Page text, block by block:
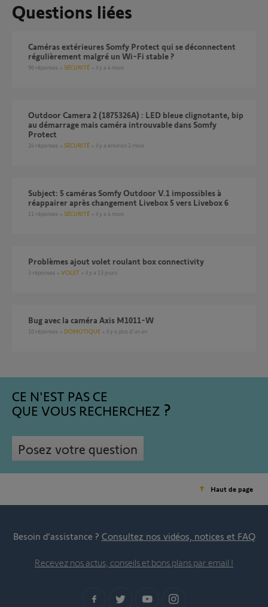
Questions liées
Caméras extérieures Somfy Protect qui se déconnectent
régulièrement malgré un Wi-Fi stable ?
96 réponses SÉCURITÉ il y a 4 mois
Outdoor Camera 2 (1875326A) : LED bleue clignotante, bip
au démarrage mais caméra introuvable dans Somfy
Protect
24 réponses SÉCURITÉ il y a environ 2 mois
Subject: 5 caméras Somfy Outdoor V.1 impossibles à
réappairer après changement Livebox 5 vers Livebox 6
11 réponses SÉCURITÉ il y a 4 mois
Problèmes ajout volet roulant box connectivity
3 réponses VOLET il y a 13 jours
Bug avec la caméra Axis M1011-W
10 réponses DOMOTIQUE il y a plus d'un an
CE N'EST PAS CE
QUE VOUS RECHERCHEZ
Posez votre question
Haut de page
Besoin d’assistance ? Consultez nos vidéos, notices et FAQ
Recevez nos actus, conseils et bons plans par email !